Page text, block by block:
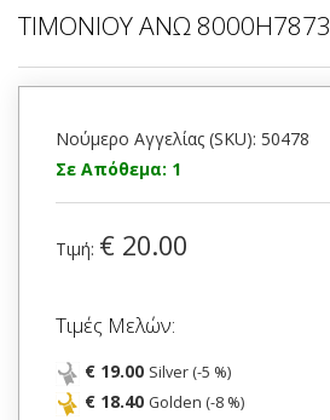
ΤΙΜΟΝΙΟΥ ΑΝΩ 8000H7873
Νούμερο Αγγελίας (SKU): 50478
Σε Απόθεμα: 1
Τιμή: € 20.00
Τιμές Μελών:
€ 19.00 Silver (-5 %)
€ 18.40 Golden (-8 %)